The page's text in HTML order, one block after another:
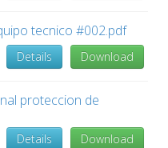
tecnico #002.pdf
Download
Details
proteccion de
Download
Details